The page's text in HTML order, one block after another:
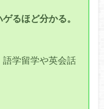
るほど分かる。
学留学や英会話